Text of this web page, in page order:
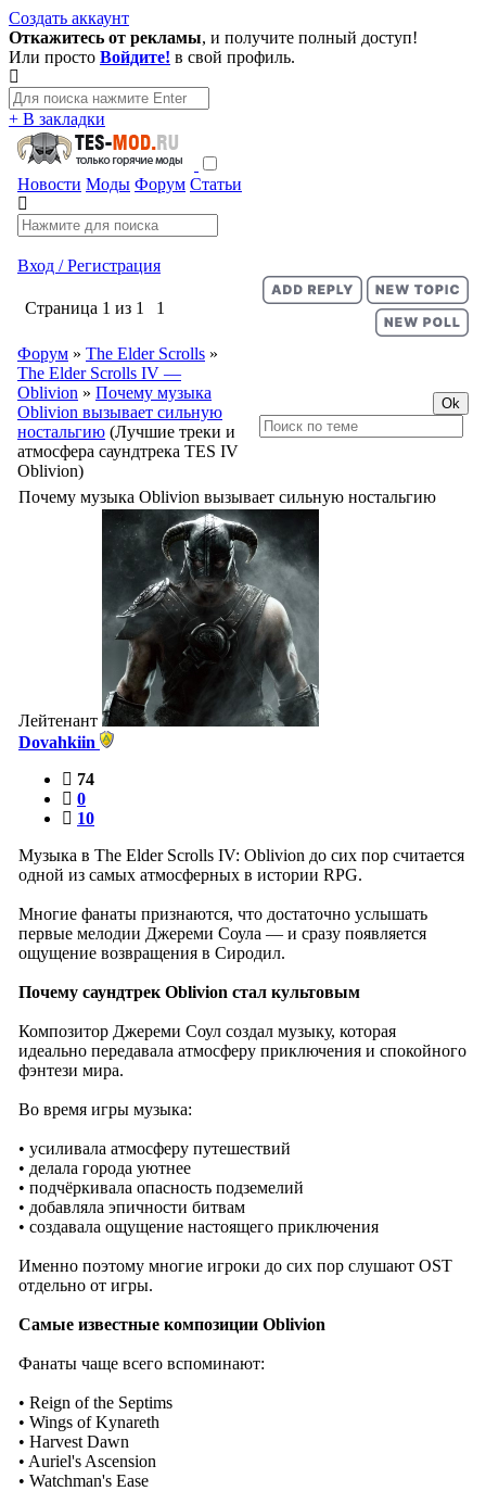
Создать аккаунт
Откажитесь от рекламы, и получите полный доступ!
Или просто Войдите! в свой профиль.
+ В закладки
Новости Моды Форум Статьи
Вход / Регистрация
Страница 1 из 1 1
Форум » The Elder Scrolls »
The Elder Scrolls IV —
Oblivion » Почему музыка
Oblivion вызывает сильную
ностальгию (Лучшие треки и
атмосфера саундтрека TES IV
Oblivion)
Почему музыка Oblivion вызывает сильную ностальгию
Лейтенант
Dovahkiin
74
0
10
Музыка в The Elder Scrolls IV: Oblivion до сих пор считается
одной из самых атмосферных в истории RPG.
Многие фанаты признаются, что достаточно услышать
первые мелодии Джереми Соула — и сразу появляется
ощущение возвращения в Сиродил.
Почему саундтрек Oblivion стал культовым
Композитор Джереми Соул создал музыку, которая
идеально передавала атмосферу приключения и спокойного
фэнтези мира.
Во время игры музыка:
• усиливала атмосферу путешествий
• делала города уютнее
• подчёркивала опасность подземелий
• добавляла эпичности битвам
• создавала ощущение настоящего приключения
Именно поэтому многие игроки до сих пор слушают OST
отдельно от игры.
Самые известные композиции Oblivion
Фанаты чаще всего вспоминают:
• Reign of the Septims
• Wings of Kynareth
• Harvest Dawn
• Auriel's Ascension
• Watchman's Ease